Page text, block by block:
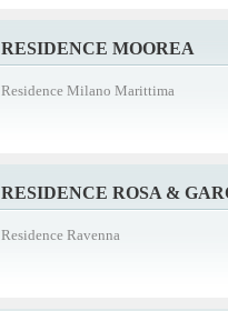
RESIDENCE MOOREA
Residence Milano Marittima
RESIDENCE ROSA &
Residence Ravenna